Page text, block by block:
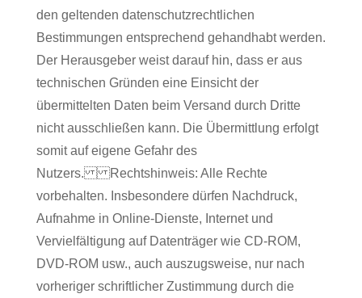
den geltenden datenschutzrechtlichen
Bestimmungen entsprechend gehandhabt werden.
Der Herausgeber weist darauf hin, dass er aus
technischen Gründen eine Einsicht der
übermittelten Daten beim Versand durch Dritte
nicht ausschließen kann. Die Übermittlung erfolgt
somit auf eigene Gefahr des
Nutzers. Rechtshinweis: Alle Rechte
vorbehalten. Insbesondere dürfen Nachdruck,
Aufnahme in Online-Dienste, Internet und
Vervielfältigung auf Datenträger wie CD-ROM,
DVD-ROM usw., auch auszugsweise, nur nach
vorheriger schriftlicher Zustimmung durch die